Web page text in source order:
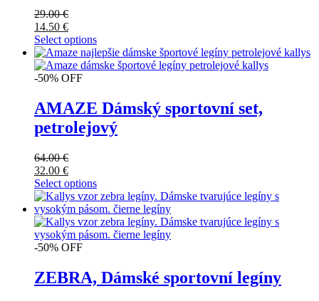
29.00€
14.50 €
Select options
-50% OFF
AMAZE Dámský sportovní set,
petrolejový
64.00€
32.00 €
Select options
-50% OFF
ZEBRA, Dámské sportovní legíny